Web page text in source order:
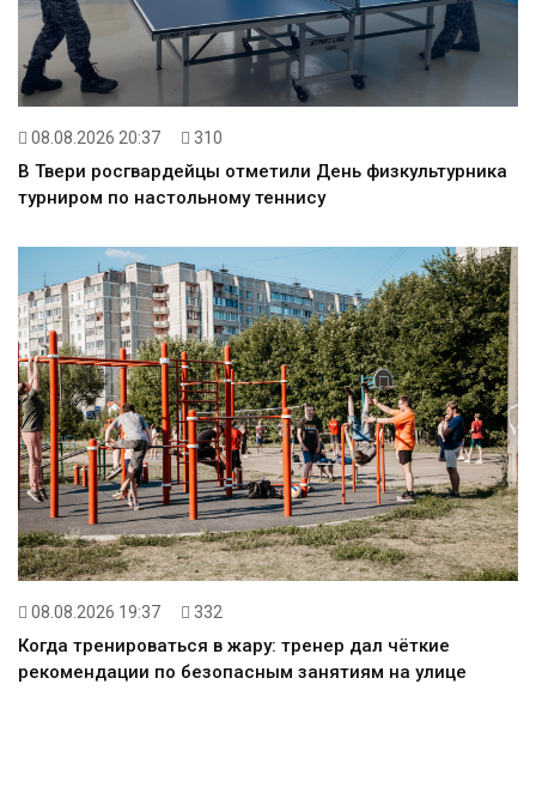
08.08.2026 20:37 310
В Твери росгвардейцы отметили День физкультурника
турниром по настольному теннису
08.08.2026 19:37 332
Когда тренироваться в жару: тренер дал чёткие
рекомендации по безопасным занятиям на улице